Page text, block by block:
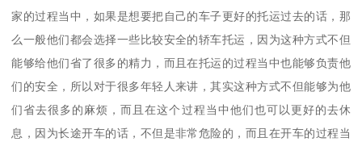
家的过程当中，如果是想要把自己的车子更好的托运过去的话，那
么一般他们都会选择一些比较安全的轿车托运，因为这种方式不但
能够给他们省了很多的精力，而且在托运的过程当中也能够负责他
们的安全，所以对于很多年轻人来讲，其实这种方式不但能够为他
们省去很多的麻烦，而且在这个过程当中他们也可以更好的去休
息，因为长途开车的话，不但是非常危险的，而且在开车的过程当